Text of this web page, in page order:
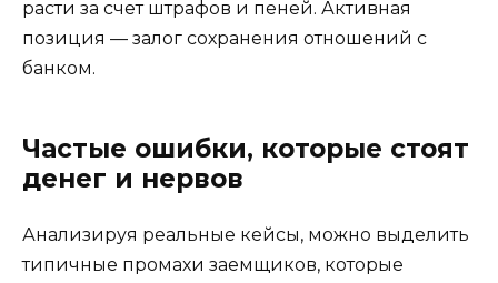
расти за счет штрафов и пеней. Активная
позиция — залог сохранения отношений с
банком.
Частые ошибки, которые стоят
денег и нервов
Анализируя реальные кейсы, можно выделить
типичные промахи заемщиков, которые